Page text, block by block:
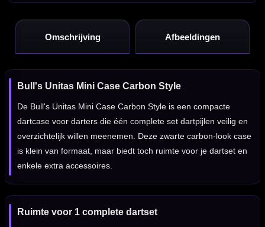
Omschrijving Afbeeldingen
Bull's Unitas Mini Case Carbon Style
De Bull's Unitas Mini Case Carbon Style is een compacte
dartcase voor darters die één complete set dartpijlen veilig en
overzichtelijk willen meenemen. Deze zwarte carbon-look case
is klein van formaat, maar biedt toch ruimte voor je dartset en
enkele extra accessoires.
Ruimte voor 1 complete dartset